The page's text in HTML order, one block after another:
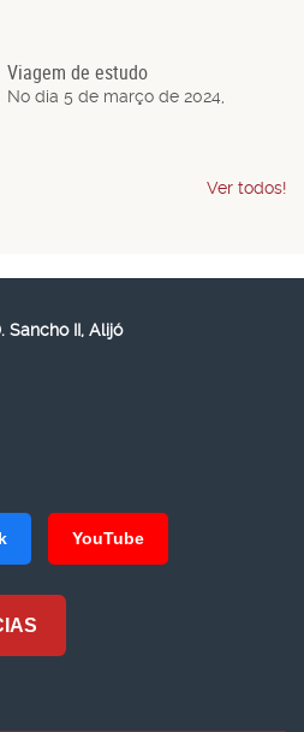
Viagem de estudo
No dia 5 de março de 2024,
Ver todos!
Sancho II, Alijó
YouTube